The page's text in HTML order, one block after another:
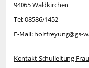
94065 Waldkirchen
Tel: 08586/1452
E-Mail: holzfreyung@gs-
Kontakt Schulleitung